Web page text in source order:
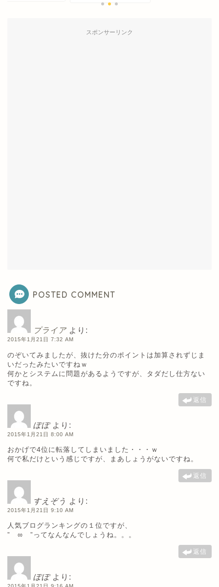
スポンサーリンク
POSTED COMMENT
プライア より:
2015年1月21日 7:32 AM
のぞいてみましたが、抜けた分のポイントは加算されずじま
いだったみたいですねｗ
何かとシステムに問題があるようですが、タダだし仕方ない
ですね。
返信
ぽぽ より:
2015年1月21日 8:00 AM
おかげで4位に転落してしまいました・・・ｗ
何で私だけという感じですが、まあしょうがないですね。
返信
すえぞう より:
2015年1月21日 9:10 AM
人気ブログランキングの１位ですが、
” ∞ ”ってなんなんでしょうね。。。
返信
ぽぽ より: